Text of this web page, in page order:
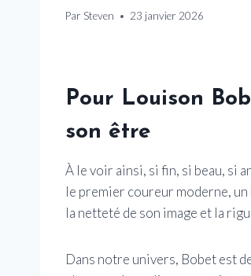
Par Steven 23 janvier 2026
Pour Louison
son être
À le voir ainsi, si fin, si beau, si
le premier coureur moderne,
la netteté de son image et la
Dans notre univers, Bobet est